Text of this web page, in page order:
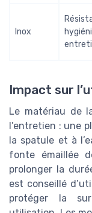
Inox
Impact sur
Le matériau de
l’entretien : une
la spatule et à
fonte émaillée
prolonger la
est conseillé
protéger la